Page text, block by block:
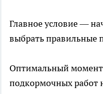
Главное условие —
выбрать правильные
Оптимальный момент
подкормочных работ